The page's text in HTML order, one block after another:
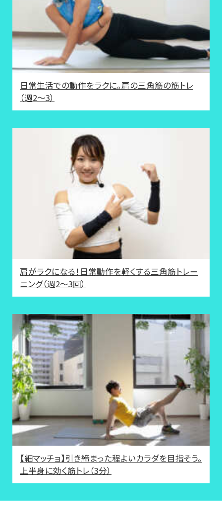
日常生活での動作をラクに。肩の三角筋の筋トレ
（週2～3）
肩がラクになる！日常動作を軽くする三角筋トレー
ニング（週2〜3回）
【細マッチョ】引き締まった程よいカラダを目指そう。
上半身に効く筋トレ（3分）